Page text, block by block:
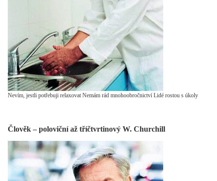
Nevím, jestli potřebuji relaxovat Nemám rád mnohoobročnictví Lidé rostou s úkoly
Člověk – poloviční až tříčtvrtinový W. Churchill